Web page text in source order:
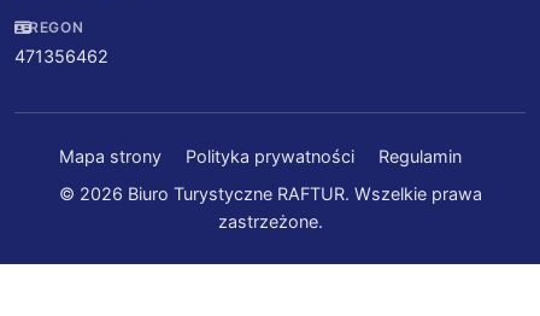
REGON
471356462
Mapa strony Polityka prywatności
Regulamin
© 2026 Biuro Turystyczne RAFTUR. Wszelkie prawa
zastrzeżone.